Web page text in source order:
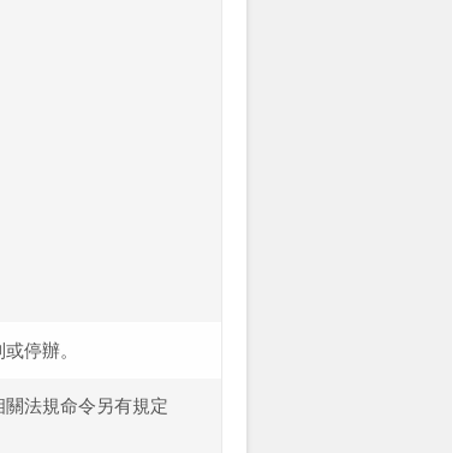
停辦。
法規命令另有規定